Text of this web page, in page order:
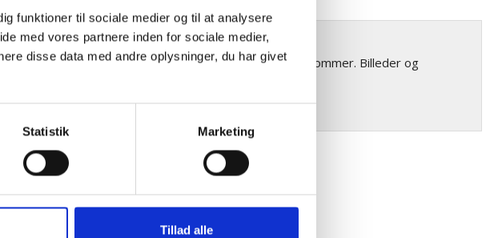
funktioner til sociale medier og til at analysere
med vores partnere inden for sociale medier,
disse data med andre oplysninger, du har givet
Statistik Marketing
Tillad alle
– variationer forekommer
naturmateriale, og variationer i farve og struktur forekommer. Billeder og
er vejledende.